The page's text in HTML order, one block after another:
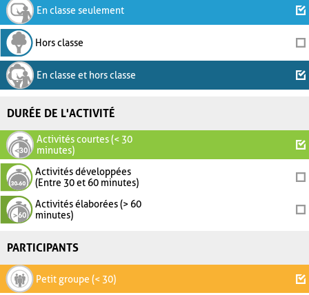
En classe seulement
Hors classe
En classe et hors classe
DURÉE DE L'ACTIVITÉ
Activités courtes (< 30
minutes)
Activités développées
(Entre 30 et 60 minutes)
Activités élaborées (> 60
minutes)
PARTICIPANTS
Petit groupe (< 30)